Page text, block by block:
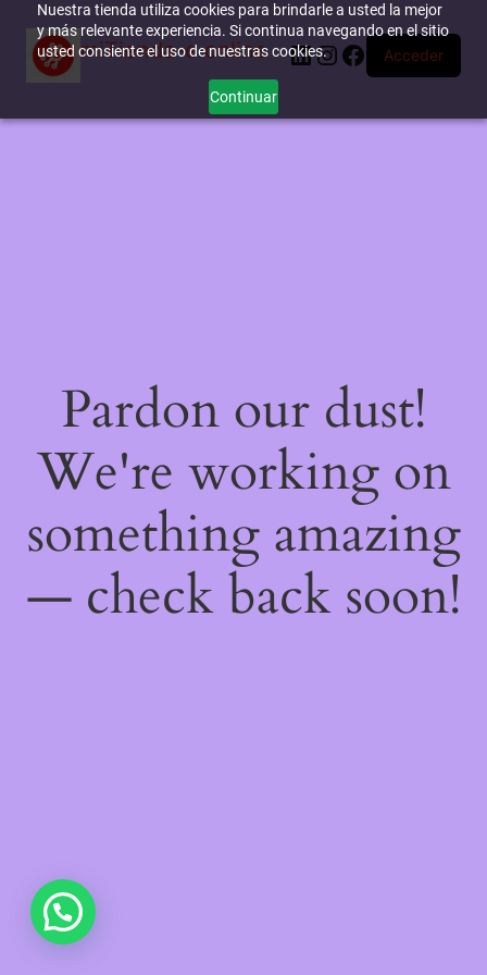
Nuestra tienda utiliza cookies para brindarle a usted la mejor
y más relevante experiencia. Si continua navegando en el sitio
usted consiente el uso de nuestras cookies.
Continuar
miTienda-e.online LinkedIn
Instagram
Facebook
Acceder
Pardon our dust!
We're working on
something amazing
— check back soon!